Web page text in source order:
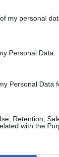
my personal
Personal Data.
Personal Data
Retention,
with the